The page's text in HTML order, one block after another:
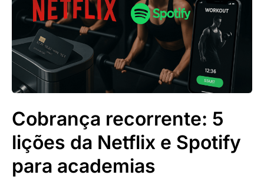
Cobrança recorrente: 5
lições da Netflix e Spotify
para academias